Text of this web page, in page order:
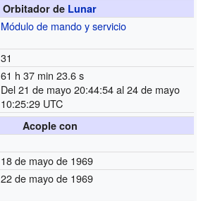
Orbitador de Lunar
Módulo de mando y servicio
31
61 h 37 min 23.6 s
Del 21 de mayo 20:44:54 al 24 de mayo
10:25:29 UTC
Acople con
18 de mayo de 1969
22 de mayo de 1969